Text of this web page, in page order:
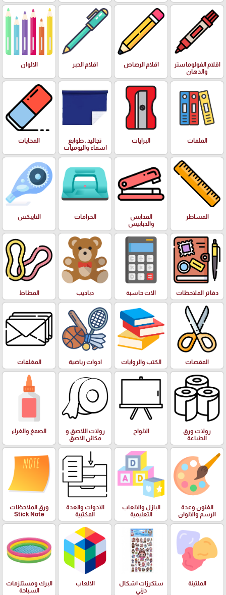
اقلام الفولوماستر
والدهان
اقلام الرصاص اقلام الحبر الالوان
الملفات البرايات
تجاليد , طوابع
اسماء واليوميات
المحايات
المساطر
المدابس
والدبابيس
الخرامات التايبكس
دفاتر الملاحظات الات حاسبة دباديب المطاط
المقصات الكتب والروايات ادوات رياضية المغلفات
رولات ورق
الطباعة
الالواح
رولات اللاصق و
مكائن الاصق
الصمغ والغراء
الفنون وعدة
الرسم والالوان
البازل والالعاب
التعليمية
الادوات والعدة
المكتبية
ورق الملاحظات
Stick Note
الملتينة
ستكرزات اشكال
دزني
الالعاب
البرك ومستلزمات
السباحة